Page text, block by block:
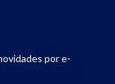
por e-